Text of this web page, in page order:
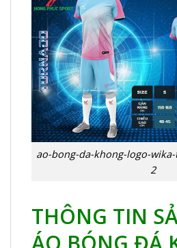
ao-bong-da-khong-logo-
2
THÔNG TIN